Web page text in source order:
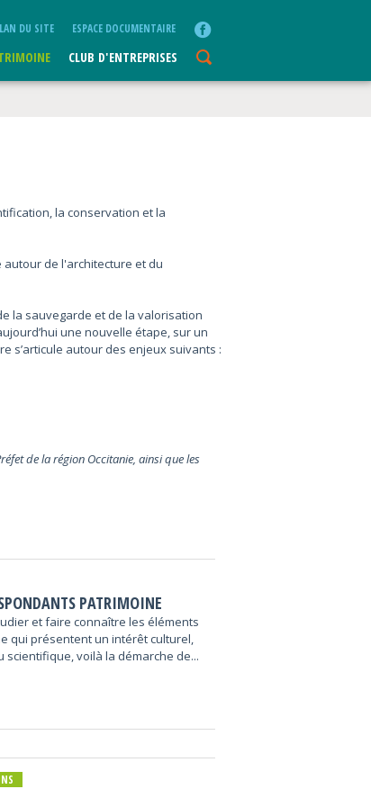
CLUB D'ENTREPRISES
DU SITE ESPACE DOCUMENTAIRE
la conservation et la
de l'architecture et du
la sauvegarde et de la valorisation
une nouvelle étape, sur un
s’articule autour des enjeux suivants :
de la région Occitanie, ainsi que les
PATRIMOINE
et faire connaître les éléments
qui présentent un intérêt culturel,
scientifique, voilà la démarche de...